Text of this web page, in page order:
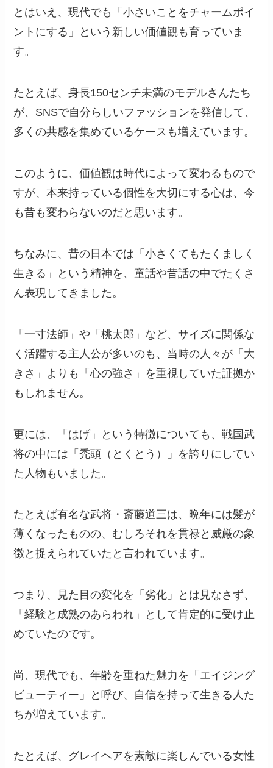
とはいえ、現代でも「小さいことをチャームポイ
ントにする」という新しい価値観も育っていま
す。
たとえば、身長150センチ未満のモデルさんたち
が、SNSで自分らしいファッションを発信して、
多くの共感を集めているケースも増えています。
このように、価値観は時代によって変わるもので
すが、本来持っている個性を大切にする心は、今
も昔も変わらないのだと思います。
ちなみに、昔の日本では「小さくてもたくましく
生きる」という精神を、童話や昔話の中でたくさ
ん表現してきました。
「一寸法師」や「桃太郎」など、サイズに関係な
く活躍する主人公が多いのも、当時の人々が「大
きさ」よりも「心の強さ」を重視していた証拠か
もしれません。
更には、「はげ」という特徴についても、戦国武
将の中には「禿頭（とくとう）」を誇りにしてい
た人物もいました。
たとえば有名な武将・斎藤道三は、晩年には髪が
薄くなったものの、むしろそれを貫禄と威厳の象
徴と捉えられていたと言われています。
つまり、見た目の変化を「劣化」とは見なさず、
「経験と成熟のあらわれ」として肯定的に受け止
めていたのです。
尚、現代でも、年齢を重ねた魅力を「エイジング
ビューティー」と呼び、自信を持って生きる人た
ちが増えています。
たとえば、グレイヘアを素敵に楽しんでいる女性